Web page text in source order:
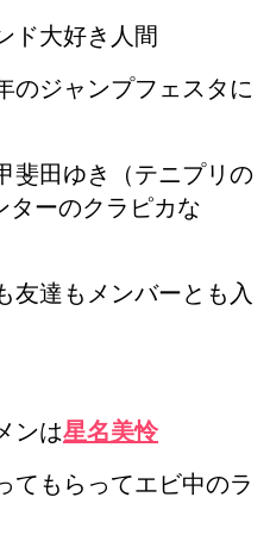
ド大好き人間
のジャンプフェスタに
斐田ゆき（テニプリの
ターのクラピカな
友達もメンバーとも入
ンは星名美怜
てもらってエビ中のラ